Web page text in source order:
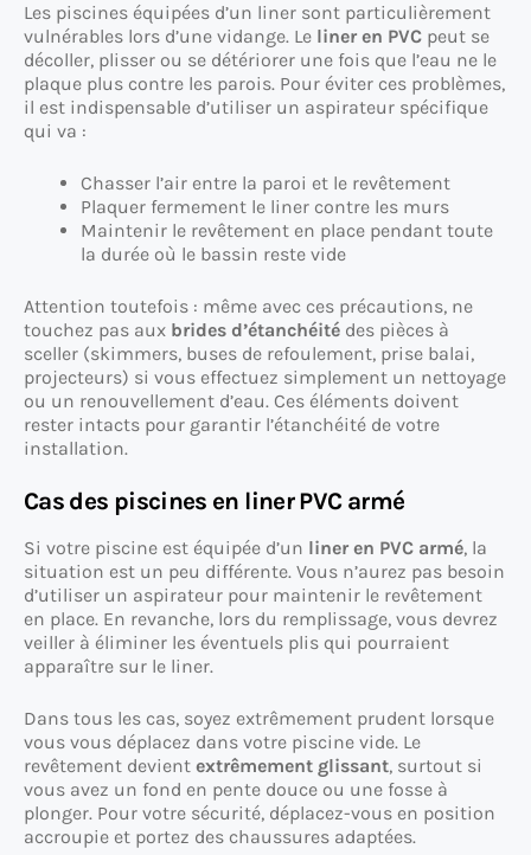
Les piscines équipées d’un liner sont particulièrement
vulnérables lors d’une vidange. Le liner en PVC peut se
décoller, plisser ou se détériorer une fois que l’eau ne le
plaque plus contre les parois. Pour éviter ces problèmes,
il est indispensable d’utiliser un aspirateur spécifique
qui va :
Chasser l’air entre la paroi et le revêtement
Plaquer fermement le liner contre les murs
Maintenir le revêtement en place pendant toute
la durée où le bassin reste vide
Attention toutefois : même avec ces précautions, ne
touchez pas aux brides d’étanchéité des pièces à
sceller (skimmers, buses de refoulement, prise balai,
projecteurs) si vous effectuez simplement un nettoyage
ou un renouvellement d’eau. Ces éléments doivent
rester intacts pour garantir l’étanchéité de votre
installation.
Cas des piscines en liner PVC armé
Si votre piscine est équipée d’un liner en PVC armé, la
situation est un peu différente. Vous n’aurez pas besoin
d’utiliser un aspirateur pour maintenir le revêtement
en place. En revanche, lors du remplissage, vous devrez
veiller à éliminer les éventuels plis qui pourraient
apparaître sur le liner.
Dans tous les cas, soyez extrêmement prudent lorsque
vous vous déplacez dans votre piscine vide. Le
revêtement devient extrêmement glissant, surtout si
vous avez un fond en pente douce ou une fosse à
plonger. Pour votre sécurité, déplacez-vous en position
accroupie et portez des chaussures adaptées.